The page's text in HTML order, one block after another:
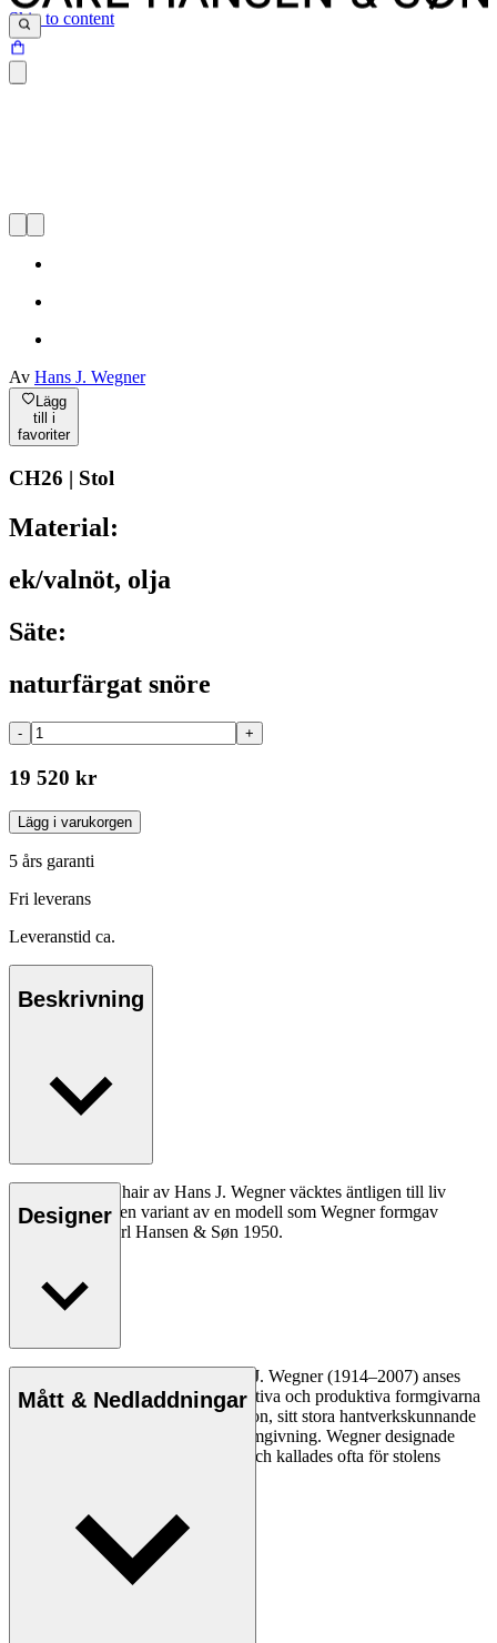
Skip to content
Av Hans J. Wegner
Lägg
till i
favoriter
CH26 | Stol
Material:
ek/valnöt, olja
Säte:
naturfärgat snöre
- +
19 520 kr
Lägg i varukorgen
5 års garanti
Fri leverans
Leveranstid ca.
Beskrivning
CH26 Dining Chair av Hans J. Wegner väcktes äntligen till liv
2016. Stolen är en variant av en modell som Wegner formgav
exklusivt för Carl Hansen & Søn 1950.
Designer
Den danske möbeldesignern Hans J. Wegner (1914–2007) anses
vara en av de mest kreativa, innovativa och produktiva formgivarna
genom tiderna, känd för sin precision, sitt stora hantverkskunnande
och sin kompromisslösa syn på formgivning. Wegner designade
nästan 500 stolar under sin livstid och kallades ofta för stolens
Läs mer om Hans J. Wegner
Mått & Nedladdningar